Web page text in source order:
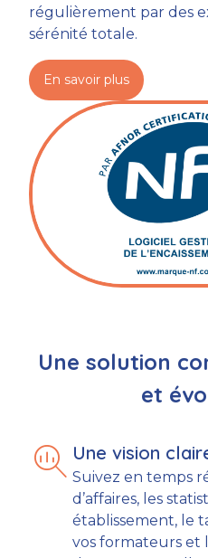
régulièrement par des
sérénité totale.
En savoir plus
Une solution
et
search_insights Une vision
Suivez en temps
d’affaires, les
établissement, le
vos formateurs et